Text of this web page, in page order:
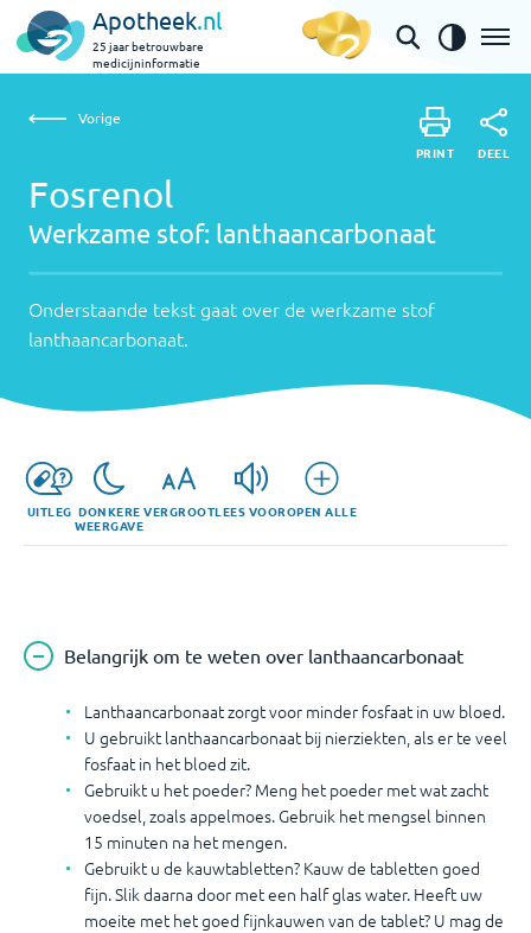
Apotheek.nl
25 jaar betrouwbare
medicijninformatie
Fosrenol | lanthaancarbonaat
Werkzame
Onderstaande
over
de
werkzame
Vorige
Fosrenol
Werkzame stof: lanthaancarbonaat
Onderstaande tekst gaat over de werkzame stof
lanthaancarbonaat.
PRINT DEEL
UITLEG DONKERE
WEERGAVE
VERGROOTLEES VOOROPEN ALLE
Belangrijk om te weten over lanthaancarbonaat
Lanthaancarbonaat zorgt voor minder fosfaat in uw bloed.
U gebruikt lanthaancarbonaat bij nierziekten, als er te veel
fosfaat in het bloed zit.
Gebruikt u het poeder? Meng het poeder met wat zacht
voedsel, zoals appelmoes. Gebruik het mengsel binnen
15 minuten na het mengen.
Gebruikt u de kauwtabletten? Kauw de tabletten goed
fijn. Slik daarna door met een half glas water. Heeft uw
moeite met het goed fijnkauwen van de tablet? U mag de